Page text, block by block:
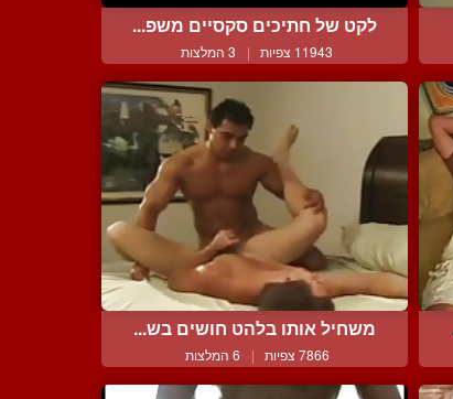
לקט של חתיכים סקסיים משפ...
11943 צפיות | 3 המלצות
משחיל אותו בלהט חושים בש...
7866 צפיות | 6 המלצות